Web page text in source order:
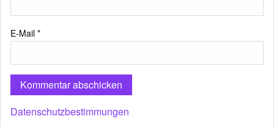
E-Mail *
Datenschutzbestimmungen